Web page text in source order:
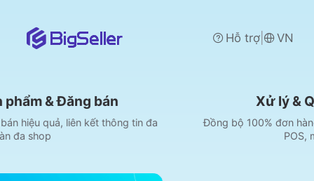
Hỗ trợ VN
tin đa
Xử lý & Quản lý đơn hàng
Đồng bộ 100% đơn hàng mới từ Shopee,